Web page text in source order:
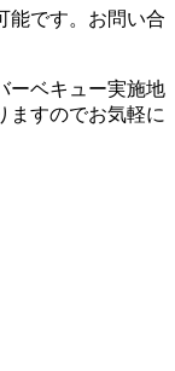
能です。お問い合
ーベキュー実施地
ますのでお気軽に